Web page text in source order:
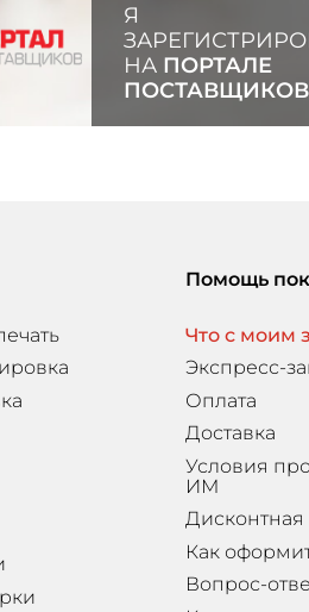
Я
НА ПОРТАЛЕ
ПОСТАВЩИКОВ
Помощь
Что с моим
Экспресс-
Оплата
Доставка
Условия
ИМ
Как
Вопрос-